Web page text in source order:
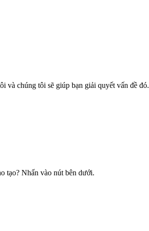
và chúng tôi sẽ giúp bạn giải quyết vấn đề đó.
tạo? Nhấn vào nút bên dưới.